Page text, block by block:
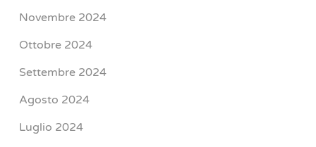
Novembre 2024
Ottobre 2024
Settembre 2024
Agosto 2024
Luglio 2024